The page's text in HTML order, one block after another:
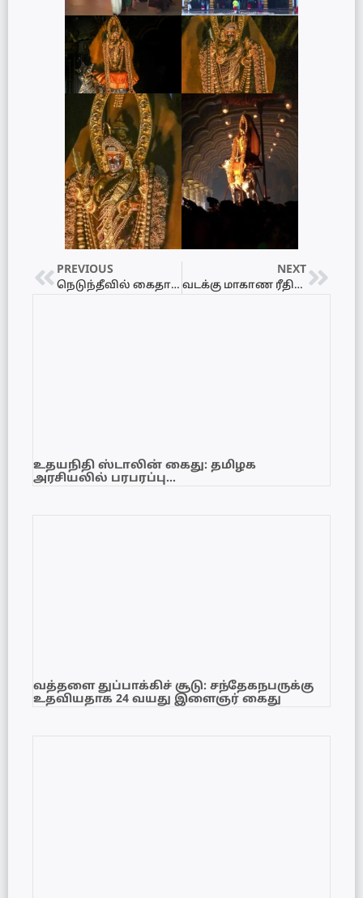
PREVIOUS
நெடுந்தீவில் கைதான இந்திய மீனவர்கள் நிபந்தனைகளுடன் விடுதலை – ஒருவருக்கு சிறை!
NEXT
வடக்கு மாகாண ரீதியிலான தொழில்நுட்ப நிறுவனங்களுக்கு இடையேயான பூப்பந்தாட்டம்!
உதயநிதி ஸ்டாலின் கைது: தமிழக
அரசியலில் பரபரப்பு…
வத்தளை துப்பாக்கிச் சூடு: சந்தேகநபருக்கு
உதவியதாக 24 வயது இளைஞர் கைது